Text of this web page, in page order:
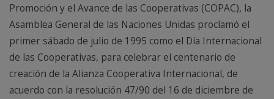
Promoción y el Avance de las Cooperativas (COPAC), la
Asamblea General de las Naciones Unidas proclamó el
primer sábado de julio de 1995 como el Día Internacional
de las Cooperativas, para celebrar el centenario de
creación de la Alianza Cooperativa Internacional, de
acuerdo con la resolución 47/90 del 16 de diciembre de